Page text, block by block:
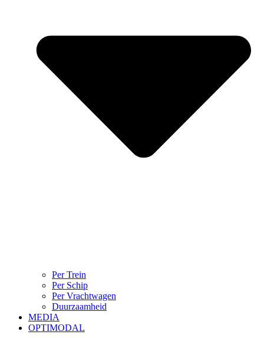
Per Trein
Per Schip
Per Vrachtwagen
Duurzaamheid
MEDIA
OPTIMODAL